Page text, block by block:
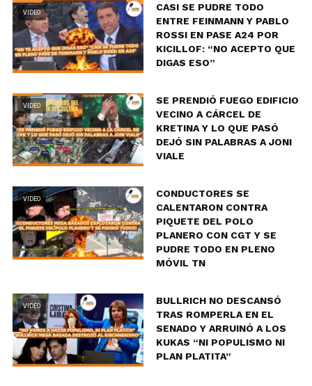
VIDEO
CASI SE PUDRE TODO
ENTRE FEINMANN Y PABLO
ROSSI EN PASE A24 POR
KICILLOF: “NO ACEPTO QUE
DIGAS ESO”
VIDEO
SE PRENDIÓ FUEGO EDIFICIO
VECINO A CÁRCEL DE
KRETINA Y LO QUE PASÓ
DEJÓ SIN PALABRAS A JONI
VIALE
VIDEO
CONDUCTORES SE
CALENTARON CONTRA
PIQUETE DEL POLO
PLANERO CON CGT Y SE
PUDRE TODO EN PLENO
MÓVIL TN
VIDEO
BULLRICH NO DESCANSÓ
TRAS ROMPERLA EN EL
SENADO Y ARRUINÓ A LOS
KUKAS “NI POPULISMO NI
PLAN PLATITA”